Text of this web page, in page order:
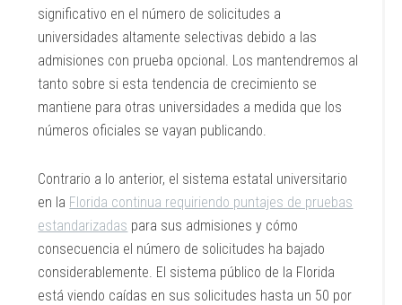
significativo en el número de solicitudes a
universidades altamente selectivas debido a las
admisiones con prueba opcional. Los mantendremos al
tanto sobre si esta tendencia de crecimiento se
mantiene para otras universidades a medida que los
números oficiales se vayan publicando.
Contrario a lo anterior, el sistema estatal universitario
en la Florida continua requiriendo puntajes de pruebas
estandarizadas para sus admisiones y cómo
consecuencia el número de solicitudes ha bajado
considerablemente. El sistema público de la Florida
está viendo caídas en sus solicitudes hasta un 50 por